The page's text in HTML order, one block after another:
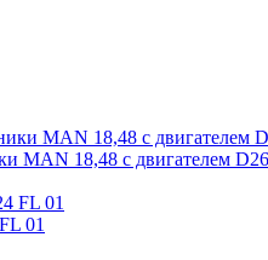
MAN 18,48 с двигателем
01